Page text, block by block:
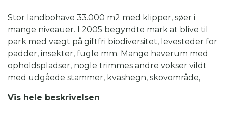
Stor landbohave 33.000 m2 med klipper, søer i
mange niveauer. I 2005 begyndte mark at blive til
park med vægt på giftfri biodiversitet, levesteder for
padder, insekter, fugle mm. Mange haverum med
opholdspladser, nogle trimmes andre vokser vildt
med udgåede stammer, kvashegn, skovområde,
roser, træpæoner, hortensier, flere slags pile, birke,
Vis hele beskrivelsen